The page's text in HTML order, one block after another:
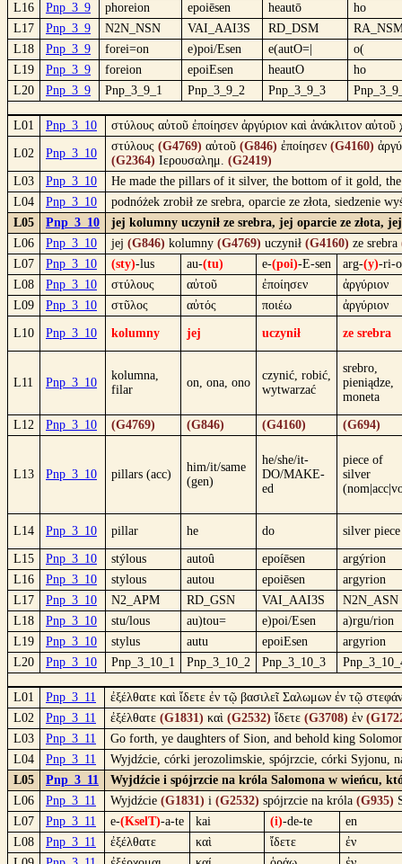
L16
Pnp_3_9 phoreion epoiēsen heautō
ho
L17
Pnp_3_9 N2N_NSN VAI_AAI3S RD_DSM
L18
Pnp_3_9 forei=on e)poi/Esen e(autO=|
o(
L19
Pnp_3_9 foreion epoiEsen heautO
ho
L20
Pnp_3_9 Pnp_3_9_1 Pnp_3_9_2 Pnp_3_9_3
L01 Pnp_3_10 στύλους αὐτοῦ ἐποίησεν ἀργύριον καὶ ἀνάκλιτον
L02 Pnp_3_10
στύλους (G4769) αὐτοῦ (G846) ἐποίησεν (G4160)
(G2364) Ιερουσαλημ. (G2419)
L03
Pnp_3_10
He made the pillars of it silver, the bottom of it gold,
L04
Pnp_3_10
podnóżek zrobił ze srebra, oparcie ze złota, siedzenie
L05
Pnp_3_10
jej kolumny uczynił ze srebra, jej oparcie ze złota,
L06
Pnp_3_10 jej (G846) kolumny (G4769) uczynił (G4160) ze srebra
L07
Pnp_3_10 (sty)-lus au-(tu) e-(poi)-E-sen arg-(y)-ri-
L08
Pnp_3_10 στύλους αὐτοῦ ἐποίησεν
ἀργύριον
L09
Pnp_3_10 στῦλος αὐτός ποιέω ἀργύριον
L10 Pnp_3_10 kolumny jej uczynił ze srebra
L11 Pnp_3_10
kolumna,
filar
on, ona, ono
czynić, robić,
wytwarzać
srebro,
pieniądze,
moneta
L12 Pnp_3_10 (G4769) (G846) (G4160) (G694)
L13 Pnp_3_10 pillars (acc)
him/it/same
(gen)
he/she/it-
DO/MAKE-
ed
piece of
silver
L14 Pnp_3_10 pillar he do silver piece
L15 Pnp_3_10 stýlous autoû epoíēsen
argýrion
L16
Pnp_3_10 stylous autou epoiēsen
argyrion
L17
Pnp_3_10 N2_APM RD_GSN VAI_AAI3S
N2N_ASN
L18
Pnp_3_10 stu/lous au)tou= e)poi/Esen
a)rgu/rion
L19
Pnp_3_10 stylus autu epoiEsen
argyrion
L20
Pnp_3_10 Pnp_3_10_1 Pnp_3_10_2 Pnp_3_10_3
L01 Pnp_3_11
ἐξέλθατε καὶ ἴδετε ἐν τῷ βασιλεῖ Σαλωμων ἐν τῷ
L02
Pnp_3_11 ἐξέλθατε (G1831) καὶ (G2532) ἴδετε (G3708) ἐν
L03
Pnp_3_11
Go forth, ye daughters of Sion, and behold king
L04
Pnp_3_11
Wyjdźcie, córki jerozolimskie, spójrzcie, córki Syjonu,
L05
Pnp_3_11
Wyjdźcie i spójrzcie na króla Salomona w wieńcu,
L06
Pnp_3_11 Wyjdźcie (G1831) i (G2532) spójrzcie na króla (G935)
L07
Pnp_3_11 e-(KselT)-a-te kai (i)-de-te
en
L08
Pnp_3_11 ἐξέλθατε καὶ ἴδετε
ἐν